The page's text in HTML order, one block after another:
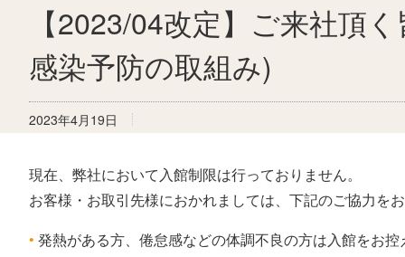
【2023/04改定】ご来社頂
感染予防の取組み)
2023年4月19日
現在、弊社において入館制限は行っておりません。
お客様・お取引先様におかれましては、下記のご協力を
発熱がある方、倦怠感などの体調不良の方は入館をお控